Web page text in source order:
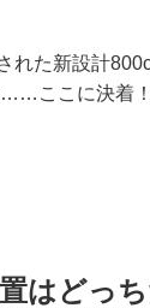
れた新設計
……ここに決着！
はどっち